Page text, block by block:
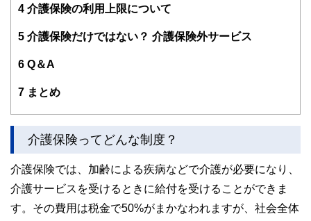
4 介護保険の利用上限について
5 介護保険だけではない？ 介護保険外サービス
6 Q＆A
7 まとめ
介護保険ってどんな制度？
介護保険では、加齢による疾病などで介護が必要になり、
介護サービスを受けるときに給付を受けることができま
す。その費用は税金で50%がまかなわれますが、社会全体